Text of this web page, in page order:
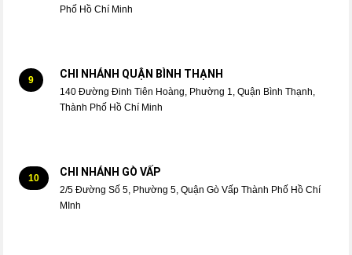
Phố Hồ Chí Minh
9 CHI NHÁNH QUẬN BÌNH THẠNH
140 Đường Đinh Tiên Hoàng, Phường 1, Quận Bình Thạnh,
Thành Phố Hồ Chí Minh
10 CHI NHÁNH GÒ VẤP
2/5 Đường Số 5, Phường 5, Quận Gò Vấp Thành Phố Hồ Chí
MInh